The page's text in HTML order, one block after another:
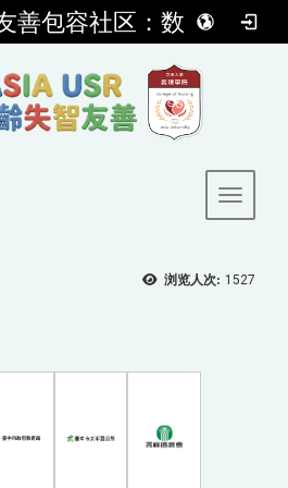
永续高龄失智友善包容社区：数码创新ｘ护智处方ｘ社会共融
Toggle
浏览人次: 1527